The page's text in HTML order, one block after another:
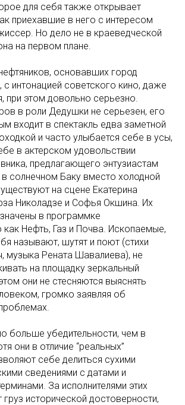
для себя также открывает
приехавшие в него с интересом
Но дело не в краеведческой
на первом плане.
основавших город
интонацией советского кино, даже
при этом довольно серьезно.
в роли Дедушки не серьезен, его
входит в спектакль едва заметной
и часто улыбается себе в усы,
в актерском удовольствии
предлагающего энтузиастам
в солнечном Баку вместо холодной
на сцене Екатерина
Николадзе и Софья Окшина. Их
в программке
как Нефть, Газ и Почва. Ископаемые,
называют, шутят и поют (стихи
музыка Рената Шавалиева), не
на площадку зеркальный
они не стесняются выяснять
громко заявляя об
больше убедительности, чем в
они в отличие “реальных”
себе делиться сухими
сведениями с датами и
За исполнителями этих
груз исторической достоверности,